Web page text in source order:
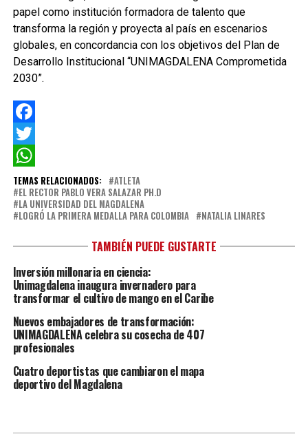
papel como institución formadora de talento que
transforma la región y proyecta al país en escenarios
globales, en concordancia con los objetivos del Plan de
Desarrollo Institucional “UNIMAGDALENA Comprometida
2030”.
Facebook
Twitter
WhatsApp
TEMAS RELACIONADOS:
ATLETA
EL RECTOR PABLO VERA SALAZAR PH.D
LA UNIVERSIDAD DEL MAGDALENA
LOGRÓ LA PRIMERA MEDALLA PARA COLOMBIA
NATALIA LINARES
TAMBIÉN PUEDE GUSTARTE
Inversión millonaria en ciencia:
Unimagdalena inaugura invernadero para
transformar el cultivo de mango en el Caribe
Nuevos embajadores de transformación:
UNIMAGDALENA celebra su cosecha de 407
profesionales
Cuatro deportistas que cambiaron el mapa
deportivo del Magdalena